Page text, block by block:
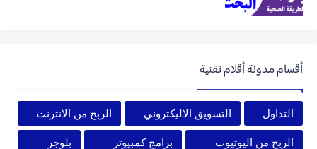
أقسام مدونة أقلام تقنية
التداول التسويق الاليكتروني الربح من الانترنت
الربح من اليوتيوب برامج كمبيوتر بلوجر